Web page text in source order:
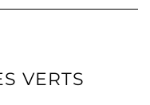
VERTS